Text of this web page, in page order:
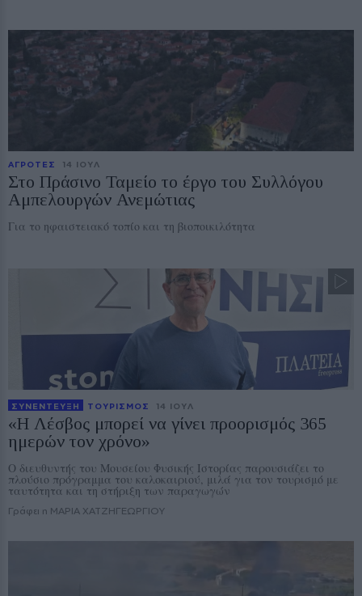
ΑΓΡΟΤΕΣ 14 ΙΟΥΛ
Στο Πράσινο Ταμείο το έργο του Συλλόγου
Αμπελουργών Ανεμώτιας
Για το ηφαιστειακό τοπίο και τη βιοποικιλότητα
ΣΥΝΕΝΤΕΥΞΗ ΤΟΥΡΙΣΜΟΣ 14 ΙΟΥΛ
«Η Λέσβος μπορεί να γίνει προορισμός 365
ημερών τον χρόνο»
Ο διευθυντής του Μουσείου Φυσικής Ιστορίας παρουσιάζει το
πλούσιο πρόγραμμα του καλοκαιριού, μιλά για τον τουρισμό με
ταυτότητα και τη στήριξη των παραγωγών
Γράφει η ΜΑΡΙΑ ΧΑΤΖΗΓΕΩΡΓΙΟΥ